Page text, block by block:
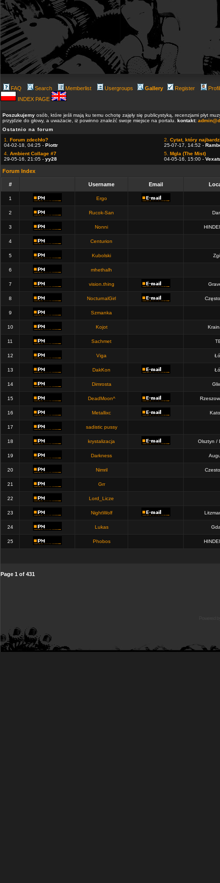
FAQ Search Memberlist Usergroups Gallery Register
INDEX PAGE
Poszukujemy osób, które jeśli mają ku temu ochotę zajęły się publicystyką, recenzjami płyt
przyjdzie do głowy, a uważacie, iż powinno znaleźć swoje miejsce na portalu. kontakt:
Ostatnio na forum
1. Forum zdechło?
04-02-18, 04:25 - Piottr
2. Cytat, który
25-07-17, 14:52 -
4. Ambient Collage #7
29-05-16, 21:05 - yy28
5. Mgla (The Mist)
04-05-16, 15:00 -
Forum Index
# Username Email
1 Ergo
2 Rucok-San
3 Nonni
4 Centurion
5 Kubolski
6 mhethalh
7 vision.thing
8 NocturnalGirl
9 Szmanka
10 Kojot
11 Sachmet
12 Viga
13 DakKon
14 Dimrosta
15 DeadMoon^
16 Metallixc
17 sadistic pussy
18 krystalizacja Olsztyn /
19 Darkness
20 Nimril
21 Grr
22 Lord_Licze
23 NightWolf
24 Lukas
25 Phobos
Page 1 of 431